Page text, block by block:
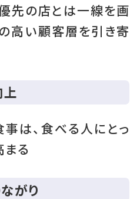
先の店とは一線を画
高い顧客層を引き寄
は、食べる人にとっ
まる
がり